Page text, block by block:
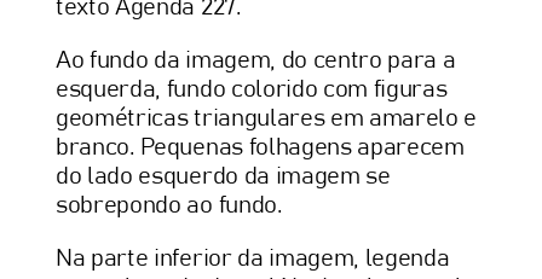
texto Agenda 227.
Ao fundo da imagem, do centro para a
esquerda, fundo colorido com figuras
geométricas triangulares em amarelo e
branco. Pequenas folhagens aparecem
do lado esquerdo da imagem se
sobrepondo ao fundo.
Na parte inferior da imagem, legenda